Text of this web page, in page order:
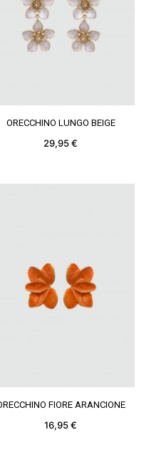
VEDERE DI PIÙ
ORECCHINO LUNGO BEIGE
29,95 €
VEDERE DI PIÙ
FIORE ARANCIONE
16,95 €